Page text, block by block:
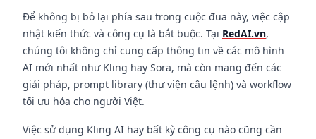
Để không bị bỏ lại phía sau trong cuộc đua này, việc cập
nhật kiến thức và công cụ là bắt buộc. Tại RedAI.vn,
chúng tôi không chỉ cung cấp thông tin về các mô hình
AI mới nhất như Kling hay Sora, mà còn mang đến các
giải pháp, prompt library (thư viện câu lệnh) và workflow
tối ưu hóa cho người Việt.
Việc sử dụng Kling AI hay bất kỳ công cụ nào cũng cần